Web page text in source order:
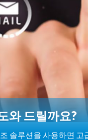
와 드릴까요?
솔루션을 사용하면 고